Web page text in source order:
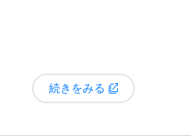
続きをみる